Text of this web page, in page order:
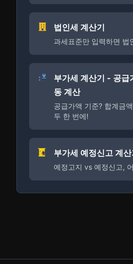
법인세 계산기
과세표준만 입력하면 법
부가세 계산기 - 공급
동 계산
공급가액 기준? 합계금
두 한 번에!
부가세 예정신고 계산
예정고지 vs 예정신고,